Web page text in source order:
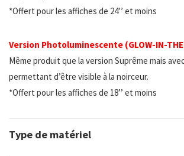
*Offert pour les affiches de 24’’ et moins
Version Photoluminescente (GLOW-IN-
Même produit que la version Suprême mais
permettant d’être visible à la noirceur.
*Offert pour les affiches de 18’’ et moins
Type de matériel